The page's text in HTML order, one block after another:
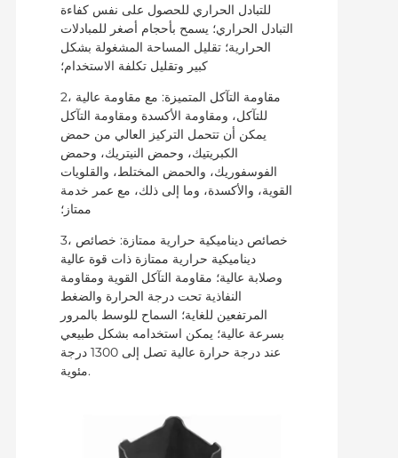
للتبادل الحراري للحصول على نفس كفاءة
التبادل الحراري؛ يسمح بأحجام أصغر للمبادلات
الحرارية؛ تقليل المساحة المشغولة بشكل
كبير وتقليل تكلفة الاستخدام؛
2، مقاومة التآكل المتميزة: مع مقاومة عالية
للتآكل، ومقاومة الأكسدة ومقاومة التآكل
يمكن أن تتحمل التركيز العالي من حمض
الكبريتيك، وحمض النيتريك، وحمض
الفوسفوريك، والحمض المختلط، والقلويات
القوية، والأكسدة، وما إلى ذلك، مع عمر خدمة
3، خصائص ديناميكية حرارية ممتازة: خصائص
ديناميكية حرارية ممتازة ذات قوة عالية
وصلابة عالية؛ مقاومة التآكل القوية ومقاومة
النفاذية تحت درجة الحرارة والضغط
المرتفعين للغاية؛ السماح للوسط بالمرور
بسرعة عالية؛ يمكن استخدامه بشكل طبيعي
عند درجة حرارة عالية تصل إلى 1300 درجة
مئوية.